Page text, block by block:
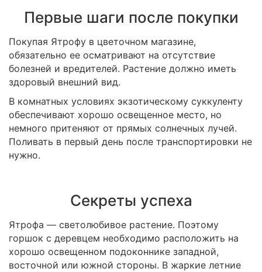
Первые шаги после покупки
Покупая Ятрофу в цветочном магазине,
обязательно ее осматривают на отсутствие
болезней и вредителей. Растение должно иметь
здоровый внешний вид.
В комнатных условиях экзотическому суккуленту
обеспечивают хорошо освещенное место, но
немного притеняют от прямых солнечных лучей.
Поливать в первый день после транспортировки не
нужно.
Секреты успеха
Ятрофа — светолюбивое растение. Поэтому
горшок с деревцем необходимо расположить на
хорошо освещенном подоконнике западной,
восточной или южной стороны. В жаркие летние